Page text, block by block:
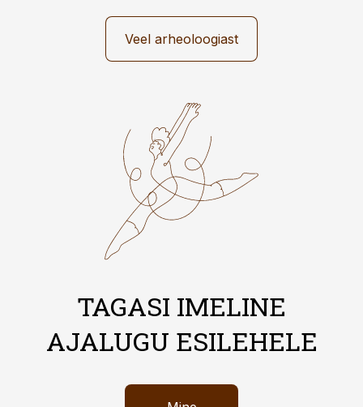
Veel arheoloogiast
TAGASI IMELINE
AJALUGU ESILEHELE